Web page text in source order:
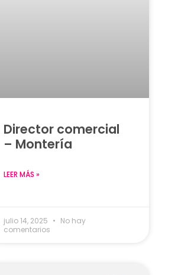
Director comercial
– Montería
LEER MÁS »
julio 14, 2025
No hay
comentarios